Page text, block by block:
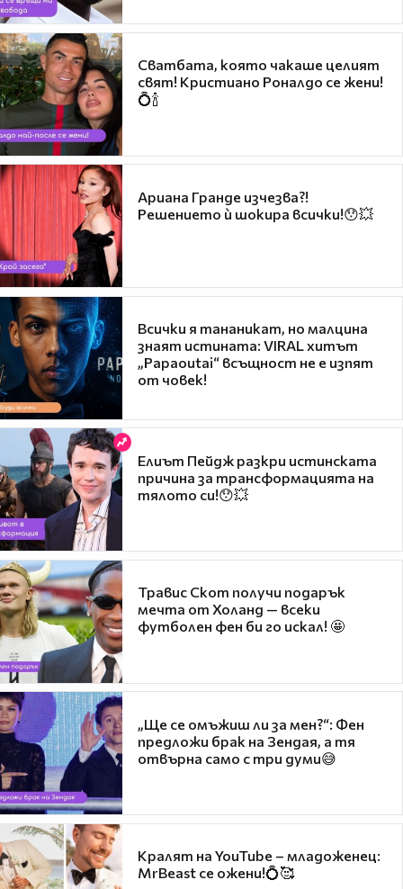
Сватбата, която чакаше целият
свят! Кристиано Роналдо се жени!
💍🍾
Ариана Гранде изчезва?!
Решението ѝ шокира всички!😯💥
Всички я тананикат, но малцина
знаят истината: VIRAL хитът
„Papaoutai“ всъщност не е изпят
от човек!
Елиът Пейдж разкри истинската
причина за трансформацията на
тялото си!😯💥
Травис Скот получи подарък
мечта от Холанд — всеки
футболен фен би го искал! 🤩
„Ще се омъжиш ли за мен?“: Фен
предложи брак на Зендая, а тя
отвърна само с три думи😅
Кралят на YouTube – младоженец:
MrBeast се ожени!💍🥰